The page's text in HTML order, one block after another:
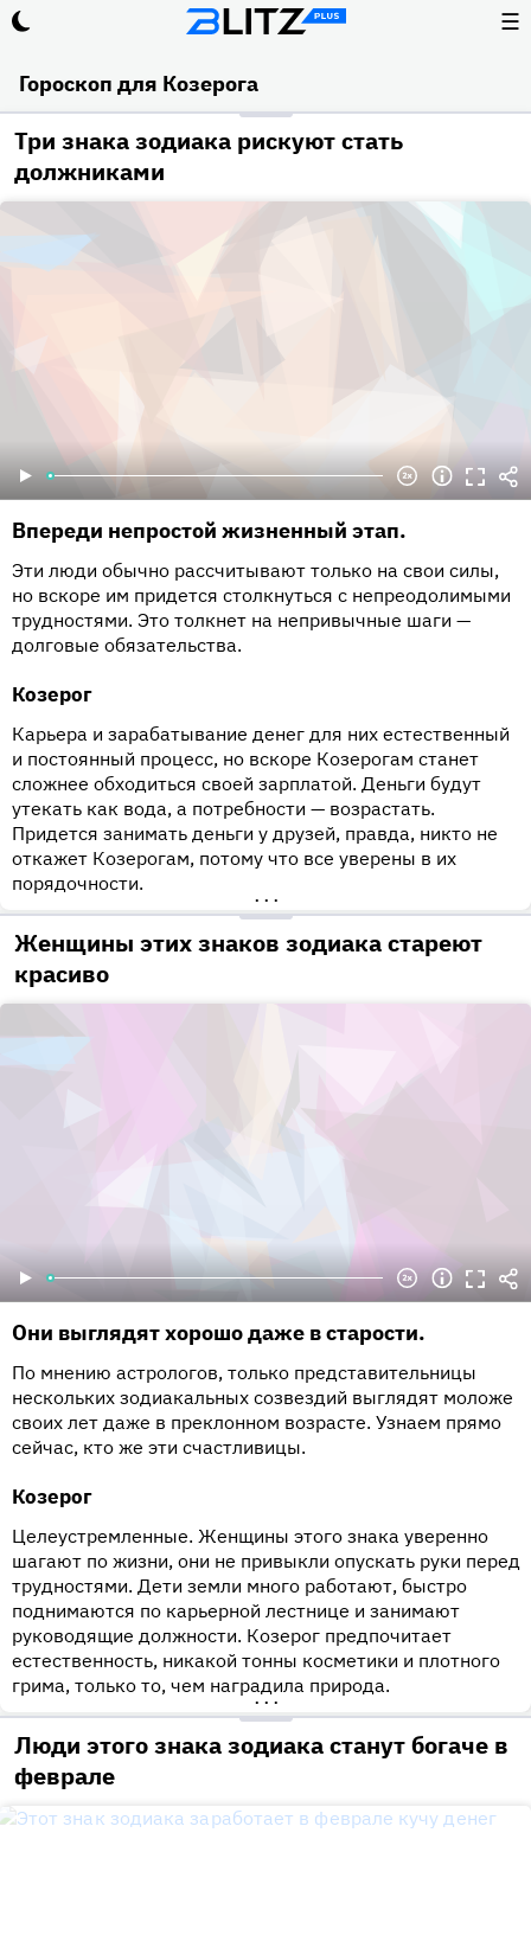
☰
Гороскоп для Козерога
Три знака зодиака рискуют стать
должниками
Впереди непростой жизненный этап.
Эти люди обычно рассчитывают только на свои силы,
но вскоре им придется столкнуться с непреодолимыми
трудностями. Это толкнет на непривычные шаги —
долговые обязательства.
Козерог
Карьера и зарабатывание денег для них естественный
и постоянный процесс, но вскоре Козерогам станет
сложнее обходиться своей зарплатой. Деньги будут
утекать как вода, а потребности — возрастать.
Придется занимать деньги у друзей, правда, никто не
откажет Козерогам, потому что все уверены в их
порядочности.
•••
Женщины этих знаков зодиака стареют
красиво
Они выглядят хорошо даже в старости.
По мнению астрологов, только представительницы
нескольких зодиакальных созвездий выглядят моложе
своих лет даже в преклонном возрасте. Узнаем прямо
сейчас, кто же эти счастливицы.
Козерог
Целеустремленные. Женщины этого знака уверенно
шагают по жизни, они не привыкли опускать руки перед
трудностями. Дети земли много работают, быстро
поднимаются по карьерной лестнице и занимают
руководящие должности. Козерог предпочитает
естественность, никакой тонны косметики и плотного
грима, только то, чем наградила природа.
•••
Люди этого знака зодиака станут богаче в
феврале